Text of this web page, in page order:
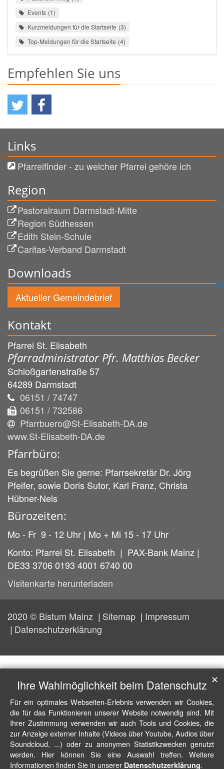
Events 1
Kurzmeldungen für die Startseite 3
Top-Meldungen für die Startseite 4
Empfehlen Sie uns
Links
Pfarreifinder - zu welcher Pfarrei gehöre ich
Region
Pastoralraum Darmstadt-Mitte
Region Südhessen
Edith Stein-Schule
Caritas-Verband Darmstadt
Downloads
Aktueller Gemeindebrief
Kontakt
Pfarrei St. Elisabeth
Pfarradministrator Pfr. Matthias Becker
Schloßgartenstraße 57
64289 Darmstadt
06151 / 74747
06151 / 732586
Pfarrbuero@St-Elisabeth-DA.de
www.St-Elisabeth-DA.de
Pfarrbüro:
Es begrüßen Sie gerne: Pfarrsekretär Dr. Jörg
Pfeifer, sowie Doris Sutor, Karl Franz, Christa
Hübner-Nels
Bürozeiten:
Mo - Fr 9 - 12 Uhr | Mo + Mi 15 - 17 Uhr
Konto: Pfarrei St. Elisabeth | PAX-Bank Mainz |
DE33 3706 0193 4001 6740 00
Visitenkarte herunterladen
2020 © Bistum Mainz Sitemap
Impressum
Datenschutzerklärung
Ihre Wahlmöglichkeit beim Datenschutz
Für ein optimales Webseiten-Erlebnis verwenden wir Cookies,
die für das Funktionieren unserer Website notwendig sind. Mit
Ihrer Zustimmung verwenden wir auch Tools und Cookies, die
zur Anzeige externer Inhalte (Videos über Youtube, Audios über
Soundcloud, ...) oder zu anonymen Statistikzwecken genutzt
werden. Hier können Sie eine Auswahl treffen. Weitere
Informationen finden Sie in unserer Datenschutzerklärung.
✕